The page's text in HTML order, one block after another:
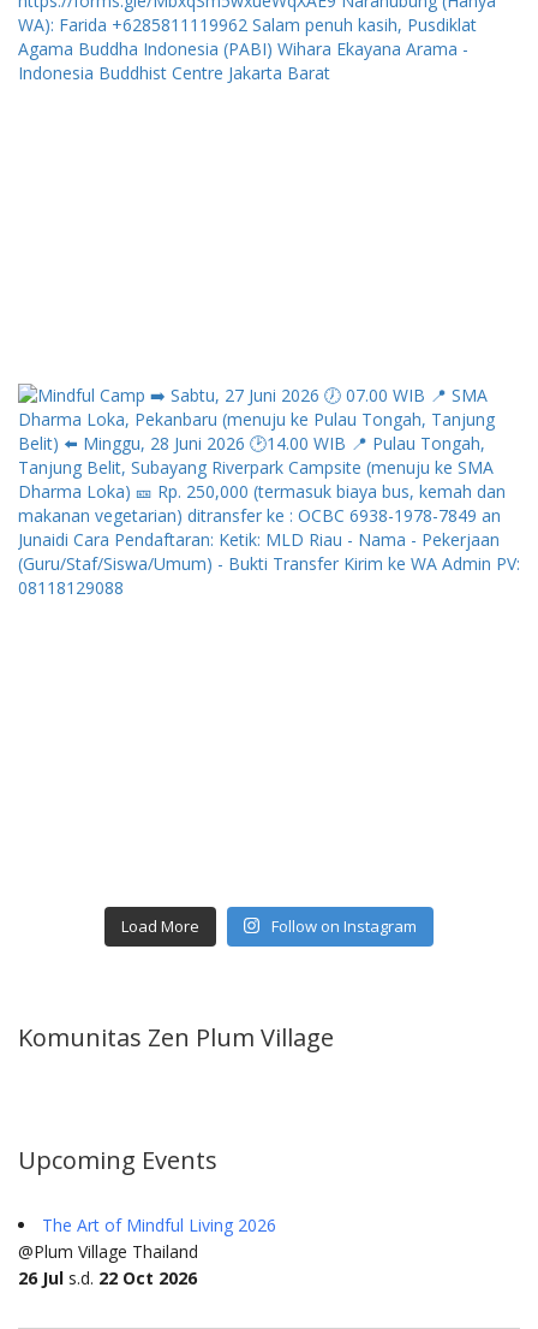
Load More Follow on Instagram
Komunitas Zen Plum Village
Upcoming Events
The Art of Mindful Living 2026
@Plum Village Thailand
26 Jul s.d. 22 Oct 2026